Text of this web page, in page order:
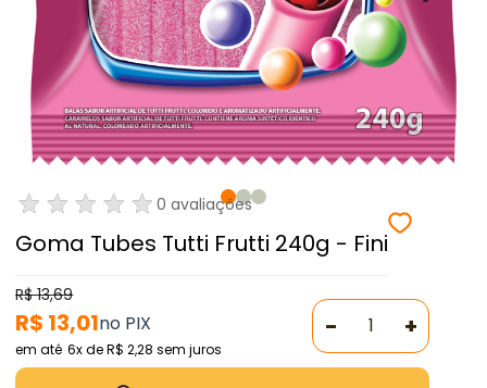
0 avaliações
Goma Tubes Tutti Frutti 240g - Fini
R$ 13,01
R$ 13,69
6xdeR$ 2,28 sem juros
- +